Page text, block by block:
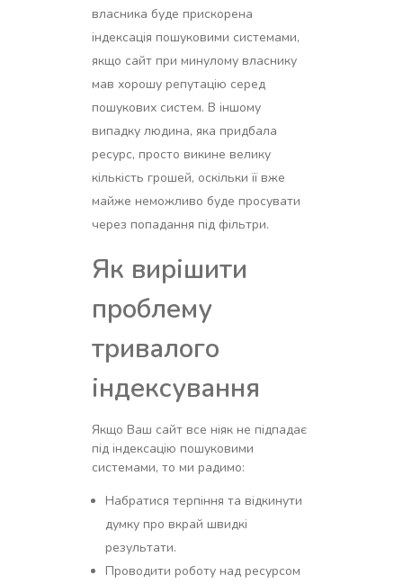
власника буде прискорена
індексація пошуковими системами,
якщо сайт при минулому власнику
мав хорошу репутацію серед
пошукових систем. В іншому
випадку людина, яка придбала
ресурс, просто викине велику
кількість грошей, оскільки її вже
майже неможливо буде просувати
через попадання під фільтри.
Як вирішити
проблему
тривалого
індексування
Якщо Ваш сайт все ніяк не підпадає
під індексацію пошуковими
системами, то ми радимо:
Набратися терпіння та відкинути
думку про вкрай швидкі
результати.
Проводити роботу над ресурсом